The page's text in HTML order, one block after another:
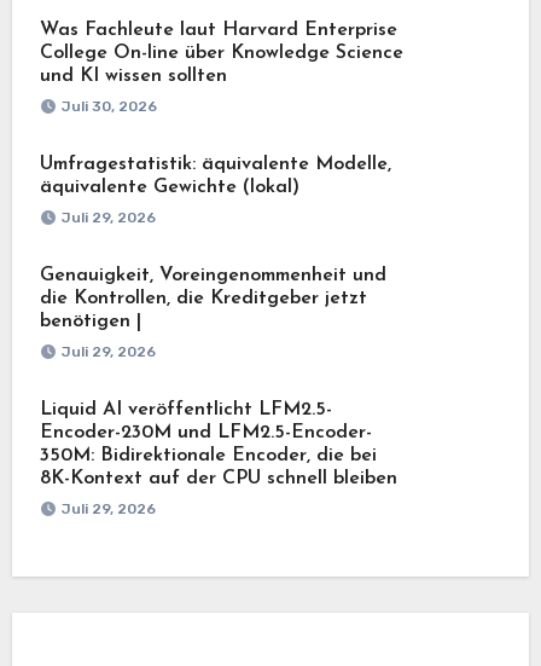
Was Fachleute laut Harvard Enterprise
College On-line über Knowledge Science
und KI wissen sollten
Juli 30, 2026
Umfragestatistik: äquivalente Modelle,
äquivalente Gewichte (lokal)
Juli 29, 2026
Genauigkeit, Voreingenommenheit und
die Kontrollen, die Kreditgeber jetzt
benötigen |
Juli 29, 2026
Liquid AI veröffentlicht LFM2.5-
Encoder-230M und LFM2.5-Encoder-
350M: Bidirektionale Encoder, die bei
8K-Kontext auf der CPU schnell bleiben
Juli 29, 2026